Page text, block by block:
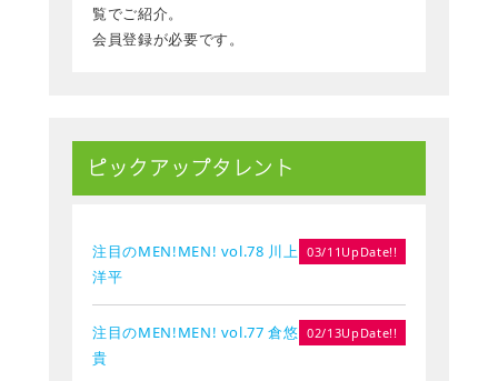
覧でご紹介。
会員登録が必要です。
ピックアップタレント
注目のMEN!MEN! vol.78 川上
洋平
03/11UpDate!!
注目のMEN!MEN! vol.77 倉悠
貴
02/13UpDate!!